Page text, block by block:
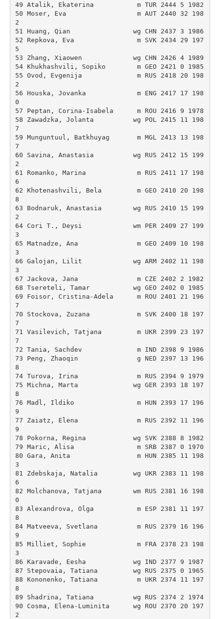
49 Atalik, Ekaterina           m TUR 2444 5 1982
50 Moser, Eva                  m AUT 2440 32 198
2
51 Huang, Qian                wg CHN 2437 3 1986
52 Repkova, Eva                m SVK 2434 29 197
5
53 Zhang, Xiaowen             wg CHN 2426 4 1989
54 Khukhashvili, Sopiko        m GEO 2421 0 1985
55 Ovod, Evgenija              m RUS 2418 20 198
2
56 Houska, Jovanka             m ENG 2417 17 198
0
57 Peptan, Corina-Isabela      m ROU 2416 9 1978
58 Zawadzka, Jolanta          wg POL 2415 11 198
7
59 Munguntuul, Batkhuyag       m MGL 2413 13 198
7
60 Savina, Anastasia          wg RUS 2412 15 199
2
61 Romanko, Marina             m RUS 2411 17 198
6
62 Khotenashvili, Bela         m GEO 2410 20 198
8
63 Bodnaruk, Anastasia        wg RUS 2410 15 199
2
64 Cori T., Deysi             wm PER 2409 27 199
3
65 Matnadze, Ana               m GEO 2409 10 198
3
66 Galojan, Lilit             wg ARM 2402 11 198
3
67 Jackova, Jana               m CZE 2402 2 1982
68 Tsereteli, Tamar           wg GEO 2402 0 1985
69 Foisor, Cristina-Adela      m ROU 2401 21 196
7
70 Stockova, Zuzana            m SVK 2400 18 197
7
71 Vasilevich, Tatjana         m UKR 2399 23 197
7
72 Tania, Sachdev              m IND 2398 9 1986
73 Peng, Zhaoqin               g NED 2397 13 196
8
74 Turova, Irina               m RUS 2394 9 1979
75 Michna, Marta              wg GER 2393 18 197
8
76 Madl, Ildiko                m HUN 2393 17 196
9
77 Zaiatz, Elena               m RUS 2392 11 196
9
78 Pokorna, Regina            wg SVK 2388 8 1982
79 Maric, Alisa                m SRB 2387 0 1970
80 Gara, Anita                 m HUN 2385 11 198
3
81 Zdebskaja, Natalia         wg UKR 2383 11 198
6
82 Molchanova, Tatjana        wm RUS 2381 16 198
0
83 Alexandrova, Olga           m ESP 2381 11 197
8
84 Matveeva, Svetlana          m RUS 2379 16 196
9
85 Milliet, Sophie             m FRA 2378 23 198
3
86 Karavade, Eesha            wg IND 2377 9 1987
87 Stepovaia, Tatiana         wg RUS 2375 0 1965
88 Kononenko, Tatiana          m UKR 2374 11 197
8
89 Shadrina, Tatiana          wg RUS 2374 2 1974
90 Cosma, Elena-Luminita      wg ROU 2370 20 197
2